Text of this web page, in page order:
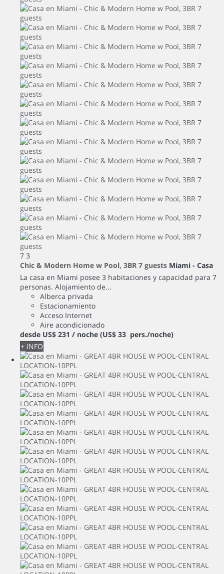
7 3
Chic & Modern Home w Pool, 3BR 7 guests Miami - Casa
La casa en Miami posee 3 habitaciones y capacidad para 7
personas. Alojamiento de...
Alberca privada
Estacionamiento
Acceso Internet
Aire acondicionado
desde US$ 231 / noche (US$ 33 pers./noche)
+ INFO